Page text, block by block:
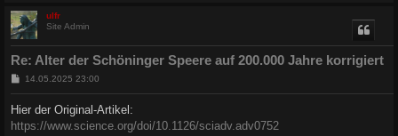
ulfr
Site Admin
Re: Alter der Schöninger Speere auf 200.000 Jahre korrigiert
B
t
r
14.05.2025 23:00
Hier der Original-Artikel:
https://www.science.org/doi/10.1126/sciadv.adv0752